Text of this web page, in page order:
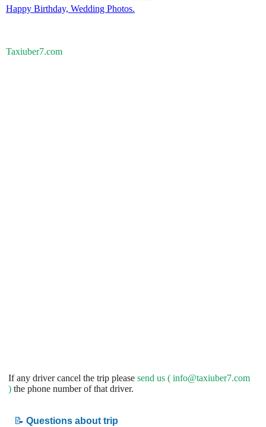
Happy Birthday, Wedding Photos.
Taxiuber7.com
If any driver cancel the trip please send us ( info@taxiuber7.com
) the phone number of that driver.
📝 Questions about trip